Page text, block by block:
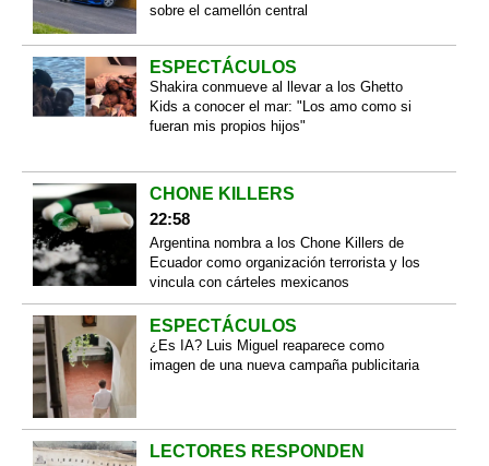
sobre el camellón central
ESPECTÁCULOS
Shakira conmueve al llevar a los Ghetto
Kids a conocer el mar: "Los amo como si
fueran mis propios hijos"
CHONE KILLERS
22:58
Argentina nombra a los Chone Killers de
Ecuador como organización terrorista y los
vincula con cárteles mexicanos
ESPECTÁCULOS
¿Es IA? Luis Miguel reaparece como
imagen de una nueva campaña publicitaria
LECTORES RESPONDEN